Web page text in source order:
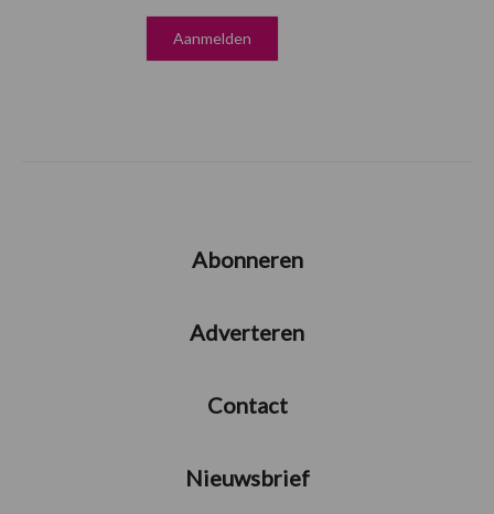
Abonneren
Adverteren
Contact
Nieuwsbrief